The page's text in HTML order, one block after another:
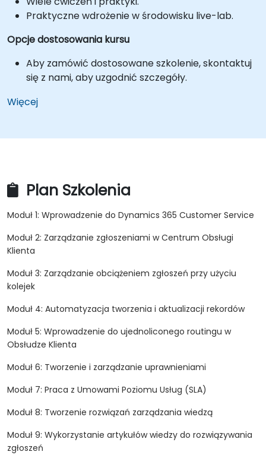
Praktyczne wdrożenie w środowisku live-lab.
Opcje dostosowania kursu
Aby zamówić dostosowane szkolenie, skontaktuj
się z nami, aby uzgodnić szczegóły.
Więcej
Plan Szkolenia
Moduł 1: Wprowadzenie do Dynamics 365 Customer Service
Moduł 2: Zarządzanie zgłoszeniami w Centrum Obsługi
Klienta
Moduł 3: Zarządzanie obciążeniem zgłoszeń przy użyciu
kolejek
Moduł 4: Automatyzacja tworzenia i aktualizacji rekordów
Moduł 5: Wprowadzenie do ujednoliconego routingu w
Obsłudze Klienta
Moduł 6: Tworzenie i zarządzanie uprawnieniami
Moduł 7: Praca z Umowami Poziomu Usług (SLA)
Moduł 8: Tworzenie rozwiązań zarządzania wiedzą
Moduł 9: Wykorzystanie artykułów wiedzy do rozwiązywania
zgłoszeń